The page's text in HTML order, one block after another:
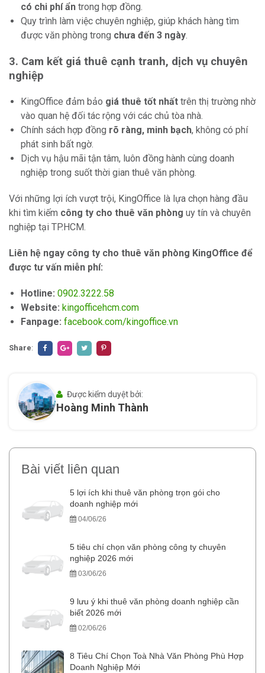
có chi phí ẩn trong hợp đồng.
Quy trình làm việc chuyên nghiệp, giúp khách hàng tìm
được văn phòng trong chưa đến 3 ngày.
3. Cam kết giá thuê cạnh tranh, dịch vụ chuyên
nghiệp
KingOffice đảm bảo giá thuê tốt nhất trên thị trường nhờ
vào quan hệ đối tác rộng với các chủ tòa nhà.
Chính sách hợp đồng rõ ràng, minh bạch, không có phí
phát sinh bất ngờ.
Dịch vụ hậu mãi tận tâm, luôn đồng hành cùng doanh
nghiệp trong suốt thời gian thuê văn phòng.
Với những lợi ích vượt trội, KingOffice là lựa chọn hàng đầu
khi tìm kiếm công ty cho thuê văn phòng uy tín và chuyên
nghiệp tại TP.HCM.
Liên hệ ngay công ty cho thuê văn phòng KingOffice để
được tư vấn miễn phí:
Hotline: 0902.3222.58
Website: kingofficehcm.com
Fanpage: facebook.com/kingoffice.vn
Share:
Được kiểm duyệt bởi:
Hoàng Minh Thành
Bài viết liên quan
5 lợi ích khi thuê văn phòng trọn gói cho
doanh nghiệp mới
04/06/26
5 tiêu chí chọn văn phòng công ty chuyên
nghiệp 2026 mới
03/06/26
9 lưu ý khi thuê văn phòng doanh nghiệp cần
biết 2026 mới
02/06/26
8 Tiêu Chí Chọn Toà Nhà Văn Phòng Phù Hợp
Doanh Nghiệp Mới